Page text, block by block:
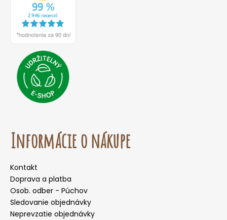
Informácie o nákupe
Kontakt
Doprava a platba
Osob. odber - Púchov
Sledovanie objednávky
Neprevzatie objednávky